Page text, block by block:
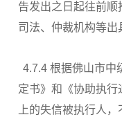
告发出之日起往前
司法、仲裁机构等出
4.7.4 根据佛山市中
定书》和《协助执
上的失信被执行人